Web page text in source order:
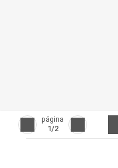
página
1/2